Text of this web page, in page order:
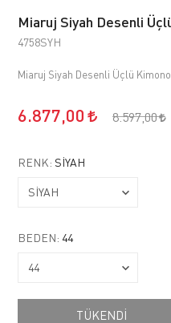
Miaruj Siyah Desenli
4758SYH
Miaruj Siyah Desenli Üçlü Kimono
6.877,00 8.597,00
RENK: SİYAH
BEDEN: 44
TÜKENDİ